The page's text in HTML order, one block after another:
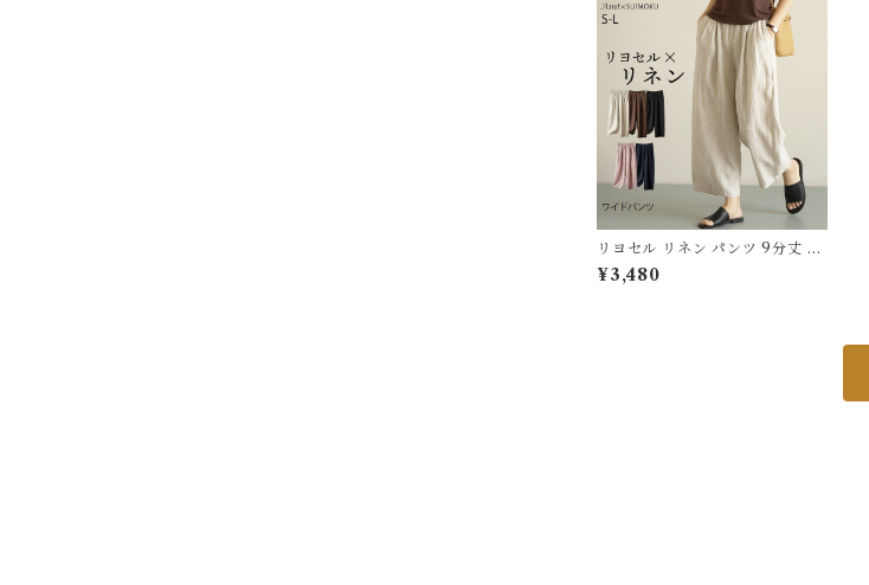
おしゃれ かわいい 定番 クッショ
ン入り ハンズフリー ITEM017
リヨセル リネン パンツ 9分丈 ワ
イドパンツ ゆったり 5色展開 リ
ネンパンツ 麻 リネン パンツ レデ
¥3,480